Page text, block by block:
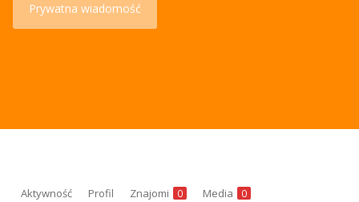
Prywatna wiadomość
Aktywność Profil Znajomi 0 Media 0